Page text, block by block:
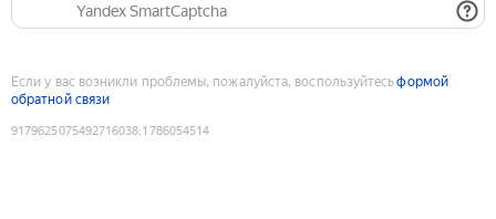
Yandex SmartCaptcha
Если у вас возникли проблемы, пожалуйста, воспользуйтесьформой
обратной связи
9179625075492716038:1786054514